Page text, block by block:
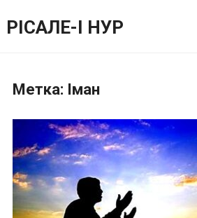
РІСАЛЕ-І НУР
Метка: Іман